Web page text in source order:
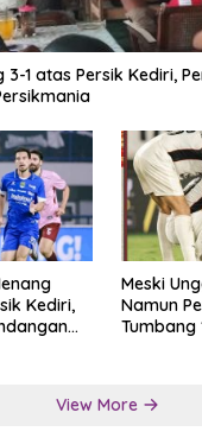
3-1 atas Persik Kediri,
Kediri,
Meski
Namun
Tumbang
View More